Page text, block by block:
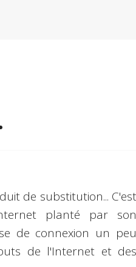
de substitution... C'est
planté par son
de connexion un peu
de l'Internet et des